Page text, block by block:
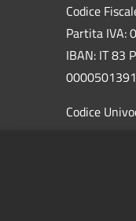
Codice
Partita IVA:
IBAN: IT 83
Codice